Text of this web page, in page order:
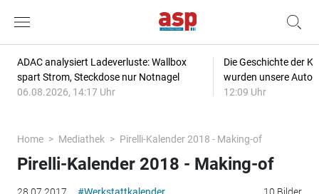
ADAC analysiert Ladeverluste: Wallbox
spart Strom, Steckdose nur Notnagel
06.08.2026, 14:17 Uhr
Die Geschichte der
wurden unsere
12:09 Uhr
Home Mediathek Pirelli-Kalender 2018 - Making-of
Pirelli-Kalender 2018 - Making-of